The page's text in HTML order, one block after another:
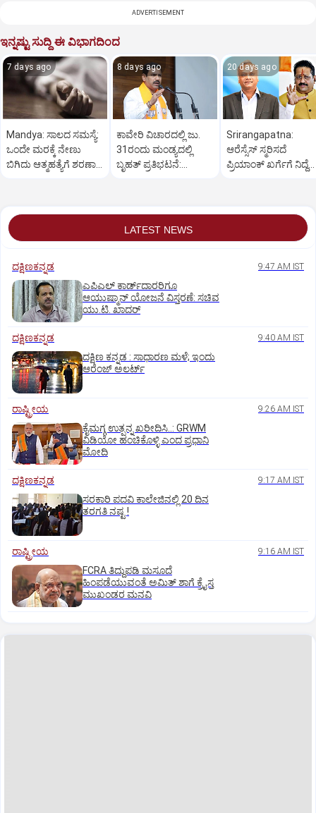
ADVERTISEMENT
ಇನ್ನಷ್ಟು ಸುದ್ದಿ ಈ ವಿಭಾಗದಿಂದ
7 days ago
Mandya: ಸಾಲದ ಸಮಸ್ಯೆ:
ಒಂದೇ ಮರಕ್ಕೆ ನೇಣು
ಬಿಗಿದು ಆತ್ಮಹತ್ಯೆಗೆ ಶರಣಾದ
8 days ago
ಕಾವೇರಿ ವಿಚಾರದಲ್ಲಿ ಜು.
31ರಂದು ಮಂಡ್ಯದಲ್ಲಿ
ಬೃಹತ್ ಪ್ರತಿಭಟನೆ:
20 days ago
Srirangapatna:
ಆರೆಸ್ಸೆಸ್‌ ಸ್ಮರಿಸದೆ
ಪ್ರಿಯಾಂಕ್‌ ಖರ್ಗೆಗೆ ನಿದ್ದೆ
LATEST NEWS
ದಕ್ಷಿಣಕನ್ನಡ 9:47 AM IST
ಎಪಿಎಲ್‌ ಕಾರ್ಡ್‌ದಾರರಿಗೂ
ಆಯುಷ್ಮಾನ್‌ ಯೋಜನೆ ವಿಸ್ತರಣೆ: ಸಚಿವ
ಯು.ಟಿ. ಖಾದರ್
ದಕ್ಷಿಣಕನ್ನಡ 9:40 AM IST
ದಕ್ಷಿಣ ಕನ್ನಡ : ಸಾಧಾರಣ ಮಳೆ; ಇಂದು
ಆರೆಂಜ್‌ ಅಲರ್ಟ್
ರಾಷ್ಟ್ರೀಯ 9:26 AM IST
ಕೈಮಗ್ಗ ಉತ್ಪನ್ನ ಖರೀದಿಸಿ..: GRWM
ವಿಡಿಯೋ ಹಂಚಿಕೊಳ್ಳಿ ಎಂದ ಪ್ರಧಾನಿ
ಮೋದಿ
ದಕ್ಷಿಣಕನ್ನಡ 9:17 AM IST
ಸರಕಾರಿ ಪದವಿ ಕಾಲೇಜಿನಲ್ಲಿ 20 ದಿನ
ತರಗತಿ ನಷ್ಟ !
ರಾಷ್ಟ್ರೀಯ 9:16 AM IST
FCRA ತಿದ್ದುಪಡಿ ಮಸೂದೆ
ಹಿಂಪಡೆಯುವಂತೆ ಅಮಿತ್‌ ಶಾಗೆ ಕ್ರೈಸ್ತ
ಮುಖಂಡರ ಮನವಿ